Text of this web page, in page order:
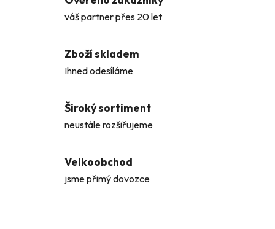
váš partner přes 20 let
Zboží skladem
Ihned odesíláme
Široký sortiment
neustále rozšiřujeme
Velkoobchod
jsme přimý dovozce